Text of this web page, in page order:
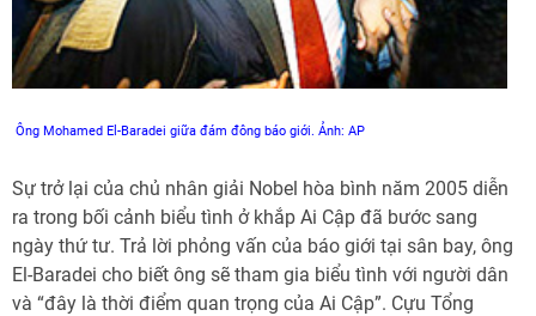
Ông Mohamed El-Baradei giữa đám đông báo giới. Ảnh: AP
Sự trở lại của chủ nhân giải Nobel hòa bình năm 2005 diễn
ra trong bối cảnh biểu tình ở khắp Ai Cập đã bước sang
ngày thứ tư. Trả lời phỏng vấn của báo giới tại sân bay, ông
El-Baradei cho biết ông sẽ tham gia biểu tình với người dân
và “đây là thời điểm quan trọng của Ai Cập”. Cựu Tổng